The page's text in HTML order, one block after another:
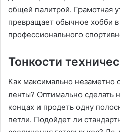
общей палитрой. Грамотная
превращает обычное хобби
профессионального
Тонкости
Как максимально незаметно
ленты? Оптимально сделать
концах и продеть одну
петли. Подойдет ли